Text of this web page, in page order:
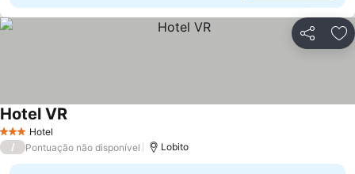
Partilhar
3 EstrelasHotel
Hotel VRVer preços
/ Pontuação não disponível Lobito